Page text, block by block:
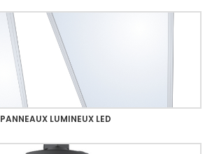
PANNEAUX LUMINEUX LED